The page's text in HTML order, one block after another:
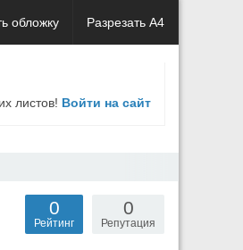
обложку Разрезать А4
листов! Войти на сайт
0
Репутация
0
Рейтинг